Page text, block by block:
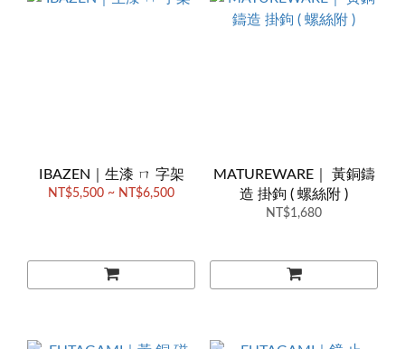
IBAZEN｜生漆 ㄇ 字架
NT$5,500 ~ NT$6,500
MATUREWARE｜ 黃銅鑄
造 掛鉤 ( 螺絲附 )
NT$1,680